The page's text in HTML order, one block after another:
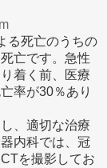
る死亡のうちの
亡です。急性
着く前、医療
率が30％あり
、適切な治療
内科では、冠
を撮影してお